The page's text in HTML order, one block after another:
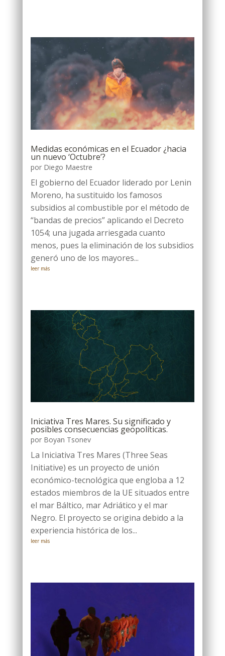
Medidas económicas en el Ecuador ¿hacia
un nuevo ‘Octubre’?
por Diego Maestre
El gobierno del Ecuador liderado por Lenin
Moreno, ha sustituido los famosos
subsidios al combustible por el método de
“bandas de precios” aplicando el Decreto
1054; una jugada arriesgada cuanto
menos, pues la eliminación de los subsidios
generó uno de los mayores...
leer más
Iniciativa Tres Mares. Su significado y
posibles consecuencias geopolíticas.
por Boyan Tsonev
La Iniciativa Tres Mares (Three Seas
Initiative) es un proyecto de unión
económico-tecnológica que engloba a 12
estados miembros de la UE situados entre
el mar Báltico, mar Adriático y el mar
Negro. El proyecto se origina debido a la
experiencia histórica de los...
leer más